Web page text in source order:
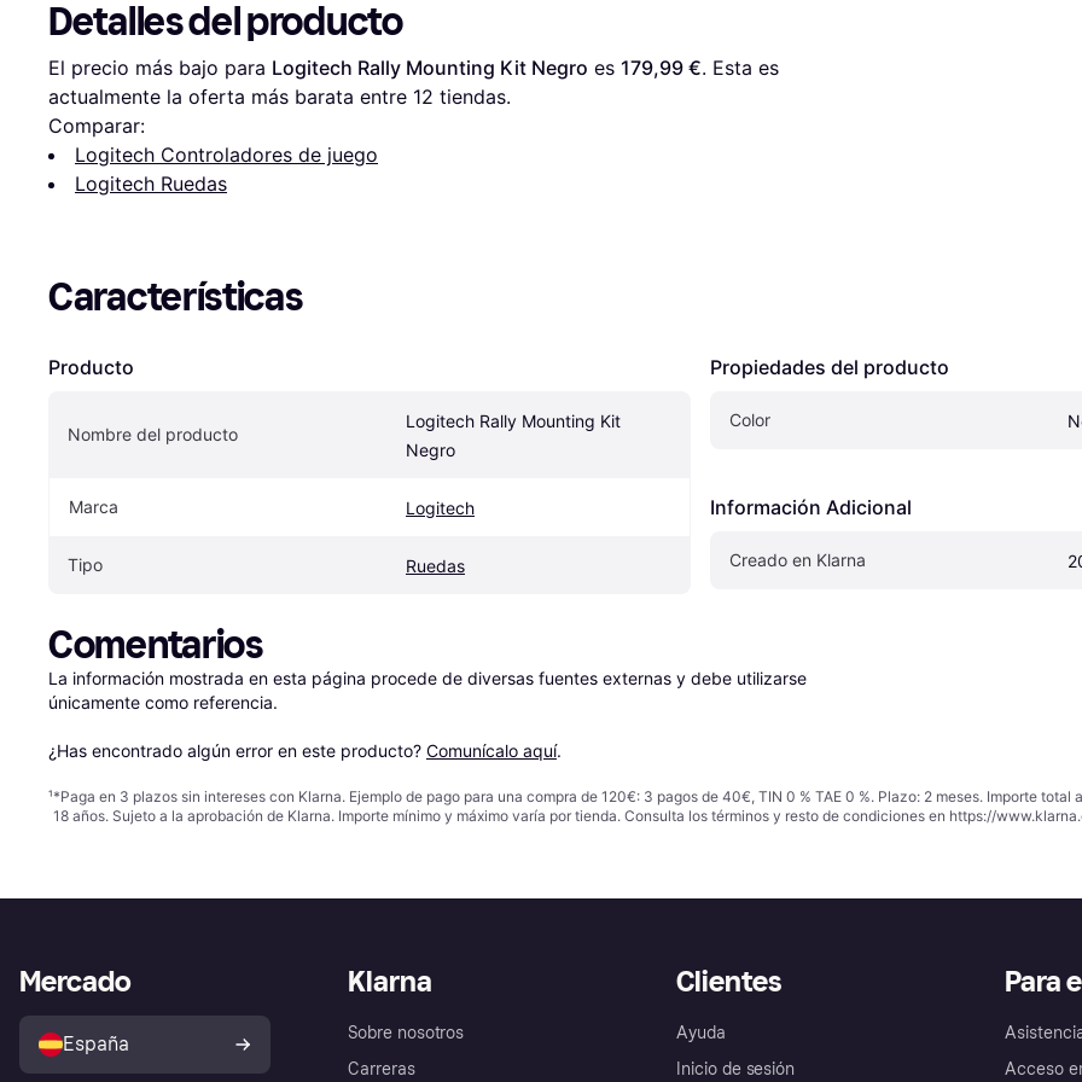
Detalles del producto
El precio más bajo para Logitech Rally Mounting Kit Negro es 179,99 €. Esta es
actualmente la oferta más barata entre 12 tiendas.
Comparar:
Logitech Controladores de juego
Logitech Ruedas
Características
Producto
Nombre del producto
Logitech Rally Mounting Kit
Negro
Marca Logitech
Tipo Ruedas
Propiedades del producto
Color
Información Adicional
Creado en Klarna
Comentarios
La información mostrada en esta página procede de diversas fuentes externas y debe utilizarse
únicamente como referencia.
¿Has encontrado algún error en este producto? Comunícalo aquí.
¹*Paga en 3 plazos sin intereses con Klarna. Ejemplo de pago para una compra de 120€: 3 pagos de 40€, TIN 0 % TAE 0 %. Plazo: 2 meses. Importe
18 años. Sujeto a la aprobación de Klarna. Importe mínimo y máximo varía por tienda. Consulta los términos y resto de condiciones en https://
Klarna
Sobre nosotros
Carreras
Clientes
Ayuda
Inicio de sesión
Para
Acceso
Mercado
España